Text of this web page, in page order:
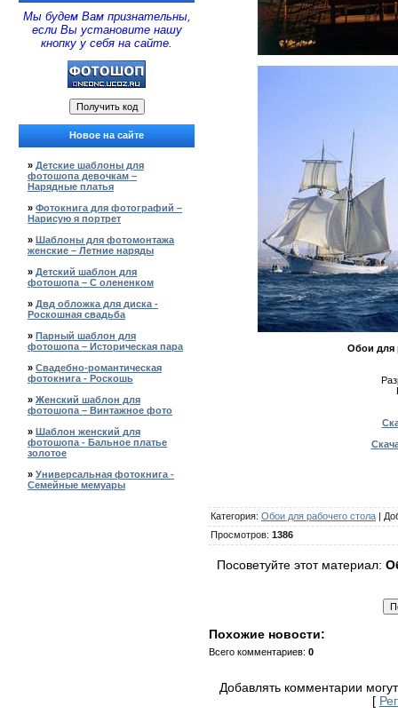
Мы будем Вам признательны,
если Вы установите нашу
кнопку у себя на сайте.
Новое на сайте
» Детские шаблоны для
фотошопа девочкам –
Нарядные платья
» Фотокнига для фотографий –
Нарисую я портрет
» Шаблоны для фотомонтажа
женские – Летние наряды
» Детский шаблон для
фотошопа – С олененком
» Двд обложка для диска -
Роскошная свадьба
» Парный шаблон для
фотошопа – Историческая пара
» Свадебно-романтическая
фотокнига - Роскошь
» Женский шаблон для
фотошопа – Винтажное фото
» Шаблон женский для
фотошопа - Бальное платье
золотое
» Универсальная фотокнига -
Семейные мемуары
Обои для
Категория: Обои для рабочего стола |
Просмотров: 1386
Посоветуйте этот материал:
Похожие новости:
Всего комментариев: 0
Добавлять комментарии
[